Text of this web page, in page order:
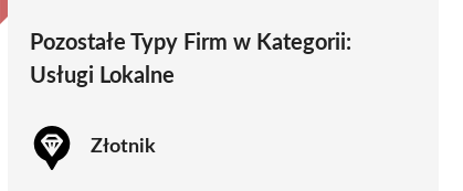
Pozostałe Typy Firm w Kategorii:
Usługi Lokalne
Złotnik